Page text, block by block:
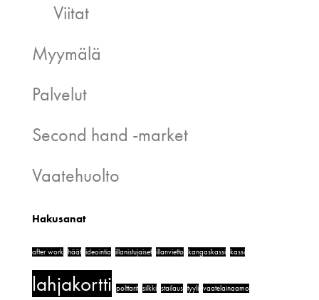
Viitat
Myymälä
Palvelut
Second hand -market
Vaatehuolto
Hakusanat
after work häät ideointia illanistujaiset illanvietto kangaskassi kassi
lahjakortti polttarit silkki stailaus tyyli vaatelainaamo